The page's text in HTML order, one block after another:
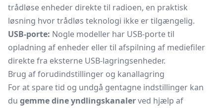
trådløse enheder direkte til radioen, en praktisk
løsning hvor trådløs teknologi ikke er tilgængelig.
USB-porte: Nogle modeller har USB-porte til
opladning af enheder eller til afspilning af mediefiler
direkte fra eksterne USB-lagringsenheder.
Brug af forudindstillinger og kanallagring
For at spare tid og undgå gentagne indstillinger kan
du gemme dine yndlingskanalerved hjælp af